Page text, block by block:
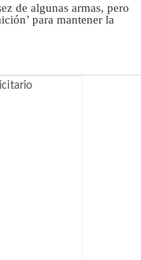
de algunas armas, pero
para mantener la